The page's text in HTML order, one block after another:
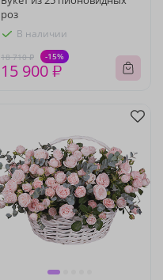
роз
В наличии
18 710 ₽ -15%
15 900 ₽